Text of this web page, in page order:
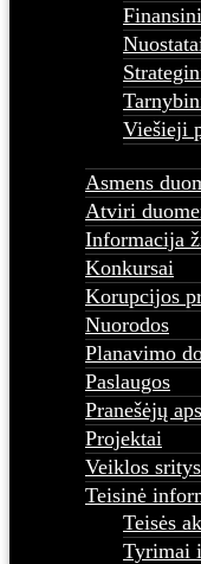
Viešieji
Asmens
Atviri
Informacija
Konkursai
Korupcijos
Nuorodos
Planavimo
Paslaugos
Pranešėjų
Projektai
Veiklos sritys
Teisinė
Teisės
Tyrimai